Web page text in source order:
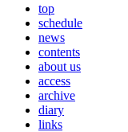
top
schedule
news
contents
about us
access
archive
diary
links